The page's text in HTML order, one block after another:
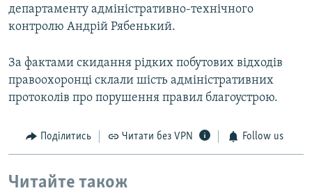
департаменту адміністративно-технічного
контролю Андрій Рябенький.
За фактами скидання рідких побутових відходів
правоохоронці склали шість адміністративних
протоколів про порушення правил благоустрою.
Поділитись Читати без VPN Follow us
Читайте також